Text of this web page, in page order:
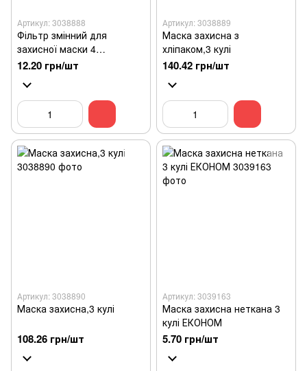
Артикул: 3038888
Фільтр змінний для
захисної маски 4
кулі,стандарт РМ-2.5
12.20 грн/шт
Артикул: 3038889
Маска захисна з
хліпаком,3 кулі
140.42 грн/шт
Артикул: 3038890
Маска захисна,3 кулі
108.26 грн/шт
Артикул: 3039163
Маска захисна неткана 3
кулі ЕКОНОМ
5.70 грн/шт